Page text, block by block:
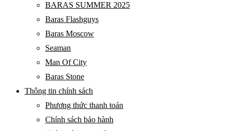
BARAS SUMMER 2025
Baras Flashguys
Baras Moscow
Seaman
Man Of City
Baras Stone
Thông tin chính sách
Phương thức thanh toán
Chính sách bảo hành